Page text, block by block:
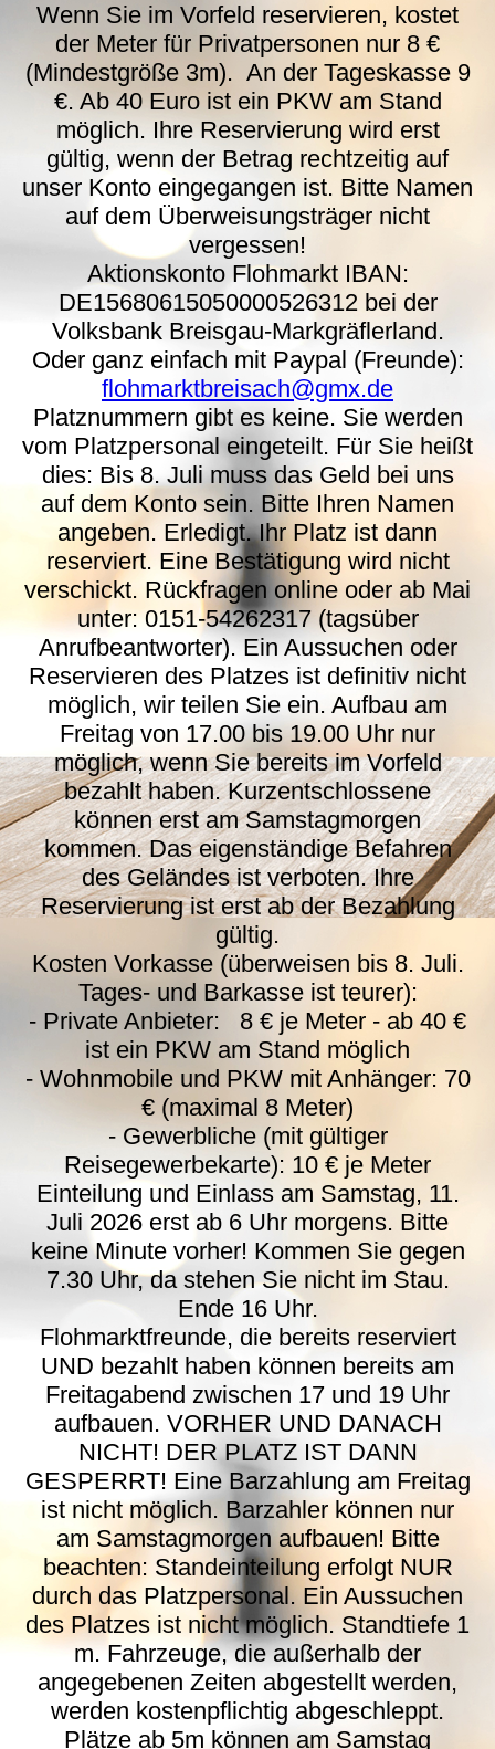
Wenn Sie im Vorfeld reservieren, kostet
der Meter für Privatpersonen nur 8 €
(Mindestgröße 3m). An der Tageskasse 9
€. Ab 40 Euro ist ein PKW am Stand
möglich. Ihre Reservierung wird erst
gültig, wenn der Betrag rechtzeitig auf
unser Konto eingegangen ist. Bitte Namen
auf dem Überweisungsträger nicht
vergessen!
Aktionskonto Flohmarkt IBAN:
DE15680615050000526312 bei der
Volksbank Breisgau-Markgräflerland.
Oder ganz einfach mit Paypal (Freunde):
flohmarktbreisach@gmx.de
Platznummern gibt es keine. Sie werden
vom Platzpersonal eingeteilt. Für Sie heißt
dies: Bis 8. Juli muss das Geld bei uns
auf dem Konto sein. Bitte Ihren Namen
angeben. Erledigt. Ihr Platz ist dann
reserviert. Eine Bestätigung wird nicht
verschickt. Rückfragen online oder ab Mai
unter: 0151-54262317 (tagsüber
Anrufbeantworter). Ein Aussuchen oder
Reservieren des Platzes ist definitiv nicht
möglich, wir teilen Sie ein. Aufbau am
Freitag von 17.00 bis 19.00 Uhr nur
möglich, wenn Sie bereits im Vorfeld
bezahlt haben. Kurzentschlossene
können erst am Samstagmorgen
kommen. Das eigenständige Befahren
des Geländes ist verboten. Ihre
Reservierung ist erst ab der Bezahlung
gültig.
Kosten Vorkasse (überweisen bis 8. Juli.
Tages- und Barkasse ist teurer):
- Private Anbieter: 8 € je Meter - ab 40 €
ist ein PKW am Stand möglich
- Wohnmobile und PKW mit Anhänger: 70
€ (maximal 8 Meter)
- Gewerbliche (mit gültiger
Reisegewerbekarte): 10 € je Meter
Einteilung und Einlass am Samstag, 11.
Juli 2026 erst ab 6 Uhr morgens. Bitte
keine Minute vorher! Kommen Sie gegen
7.30 Uhr, da stehen Sie nicht im Stau.
Ende 16 Uhr.
Flohmarktfreunde, die bereits reserviert
UND bezahlt haben können bereits am
Freitagabend zwischen 17 und 19 Uhr
aufbauen. VORHER UND DANACH
NICHT! DER PLATZ IST DANN
GESPERRT! Eine Barzahlung am Freitag
ist nicht möglich. Barzahler können nur
am Samstagmorgen aufbauen! Bitte
beachten: Standeinteilung erfolgt NUR
durch das Platzpersonal. Ein Aussuchen
des Platzes ist nicht möglich. Standtiefe 1
m. Fahrzeuge, die außerhalb der
angegebenen Zeiten abgestellt werden,
werden kostenpflichtig abgeschleppt.
Plätze ab 5m können am Samstag